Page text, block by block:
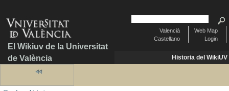
El Wikiuv de la Universitat
de València
Web Map
Login
Valencià
Castellano
Historia del WikiUV